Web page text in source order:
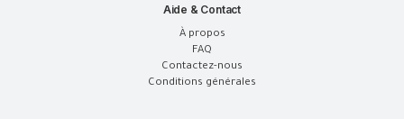
Aide & Contact
À propos
FAQ
Contactez-nous
Conditions générales